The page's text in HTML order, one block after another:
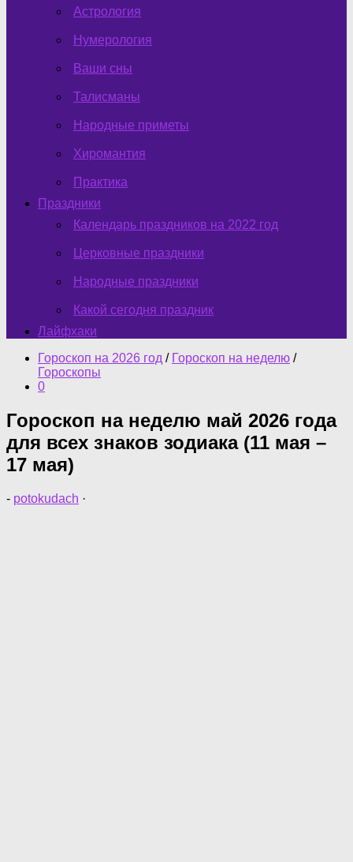
Астрология
Нумерология
Ваши сны
Талисманы
Народные приметы
Хиромантия
Практика
Праздники
Календарь праздников на 2022 год
Церковные праздники
Народные праздники
Какой сегодня праздник
Лайфхаки
Гороскоп на 2026 год / Гороскоп на неделю /
Гороскопы
0
Гороскоп на неделю май 2026 года
для всех знаков зодиака (11 мая –
17 мая)
- potokudach ·